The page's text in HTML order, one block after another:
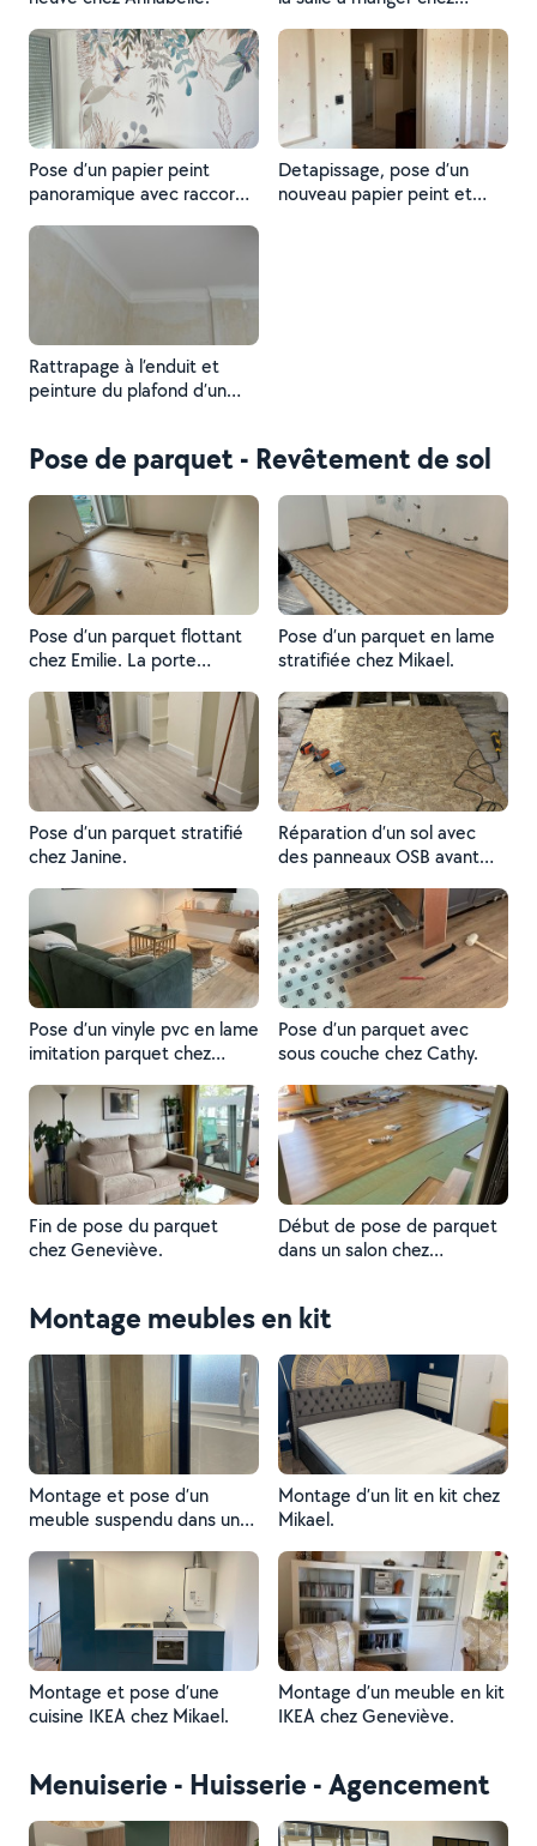
Pose d’un papier peint
panoramique avec raccord
Detapissage, pose d’un
nouveau papier peint et
Rattrapage à l’enduit et
peinture du plafond d’un
Jeanne.
Pose de parquet - Revêtement de sol
Pose d’un parquet flottant
chez Emilie. La porte
due être rabotée.
Pose d’un parquet en lame
stratifiée chez Mikael.
Pose d’un parquet stratifié
chez Janine.
Réparation d’un sol avec
des panneaux OSB avant
Mikael.
Pose d’un vinyle pvc en lame
imitation parquet chez
Pose d’un parquet avec
sous couche chez Cathy.
Fin de pose du parquet
chez Geneviève.
Début de pose de parquet
dans un salon chez
Montage meubles en kit
Montage et pose d’un
meuble suspendu dans une
Montage d’un lit en kit chez
Mikael.
Montage et pose d’une
cuisine IKEA chez Mikael.
Montage d’un meuble en kit
IKEA chez Geneviève.
Menuiserie - Huisserie - Agencement